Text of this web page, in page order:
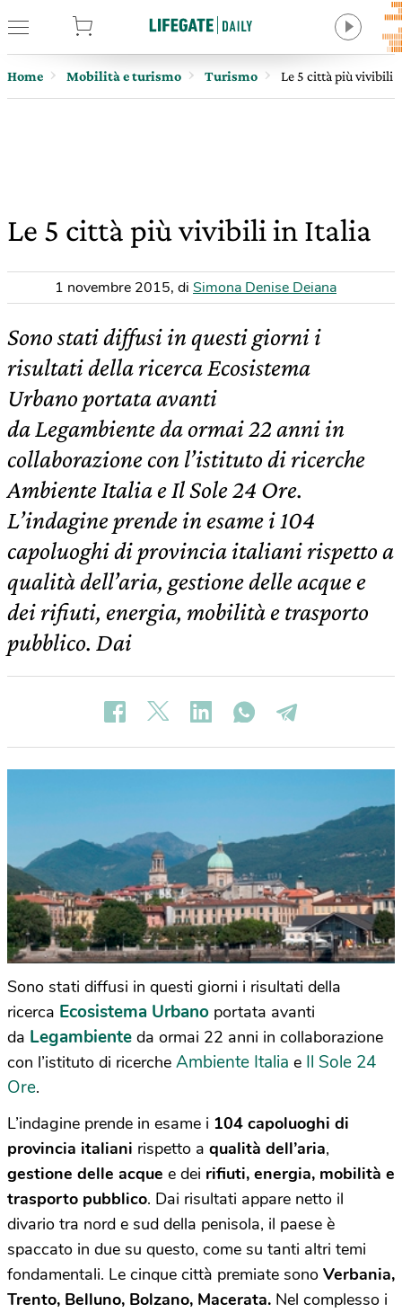
Home Mobilità e turismo Turismo Le 5 città più vivibili
Le 5 città più vivibili in Italia
1 novembre 2015, di Simona Denise Deiana
Sono stati diffusi in questi giorni i
risultati della ricerca Ecosistema
Urbano portata avanti
da Legambiente da ormai 22 anni in
collaborazione con l’istituto di ricerche
Ambiente Italia e Il Sole 24 Ore.
L’indagine prende in esame i 104
capoluoghi di provincia italiani rispetto a
qualità dell’aria, gestione delle acque e
dei rifiuti, energia, mobilità e trasporto
pubblico. Dai
Sono stati diffusi in questi giorni i risultati della
ricerca Ecosistema Urbano portata avanti
da Legambiente da ormai 22 anni in collaborazione
con l’istituto di ricerche Ambiente Italia e Il Sole 24
Ore.
L’indagine prende in esame i 104 capoluoghi di
provincia italiani rispetto a qualità dell’aria,
gestione delle acque e dei rifiuti, energia, mobilità e
trasporto pubblico. Dai risultati appare netto il
divario tra nord e sud della penisola, il paese è
spaccato in due su questo, come su tanti altri temi
fondamentali. Le cinque città premiate sono Verbania,
Trento, Belluno, Bolzano, Macerata. Nel complesso i